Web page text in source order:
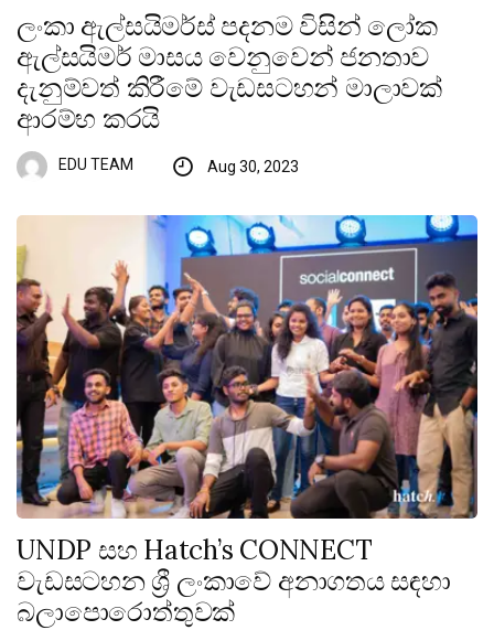
ලංකා ඇල්සයිමර්ස් පදනම විසින් ලෝක
ඇල්සයිමර් මාසය වෙනුවෙන් ජනතාව
දැනුම්වත් කිරීමේ වැඩසටහන් මාලාවක්
ආරම්භ කරයි
EDU TEAM Aug 30, 2023
UNDP සහ Hatch’s CONNECT
වැඩසටහන ශ්‍රී ලංකාවේ අනාගතය සඳහා
බලාපොරොත්තුවක්